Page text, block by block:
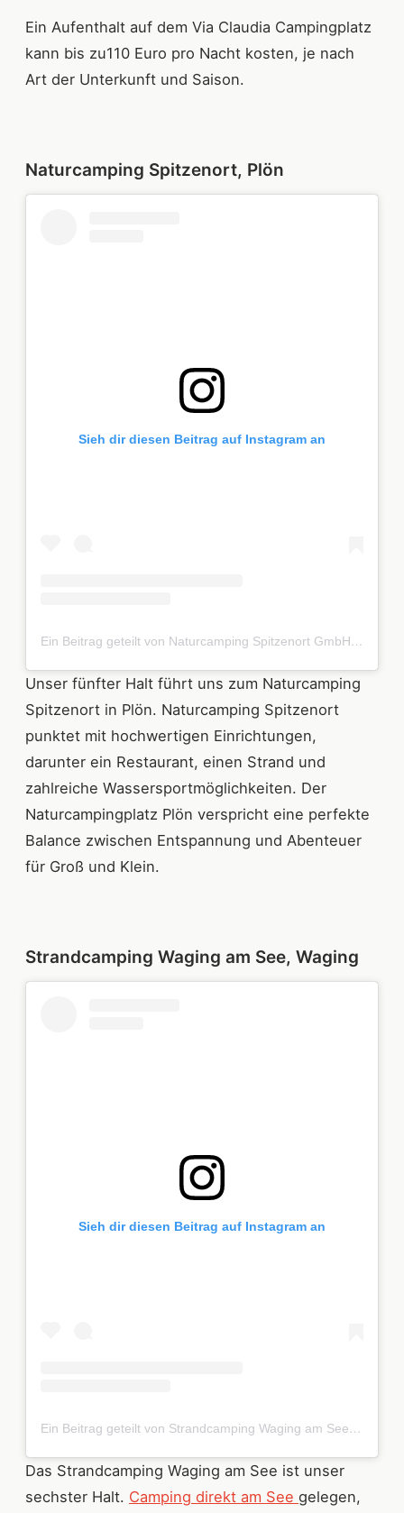
Ein Aufenthalt auf dem Via Claudia Campingplatz
kann bis zu110 Euro pro Nacht kosten, je nach
Art der Unterkunft und Saison.
Naturcamping Spitzenort, Plön
Sieh dir diesen Beitrag auf Instagram an
Ein Beitrag geteilt von Naturcamping Spitzenort GmbH (@spitzenort)
Unser fünfter Halt führt uns zum Naturcamping
Spitzenort in Plön. Naturcamping Spitzenort
punktet mit hochwertigen Einrichtungen,
darunter ein Restaurant, einen Strand und
zahlreiche Wassersportmöglichkeiten. Der
Naturcampingplatz Plön verspricht eine perfekte
Balance zwischen Entspannung und Abenteuer
für Groß und Klein.
Strandcamping Waging am See, Waging
Sieh dir diesen Beitrag auf Instagram an
Ein Beitrag geteilt von Strandcamping Waging am See (@strandcampingwaging)
Das Strandcamping Waging am See ist unser
sechster Halt. Camping direkt am See gelegen,